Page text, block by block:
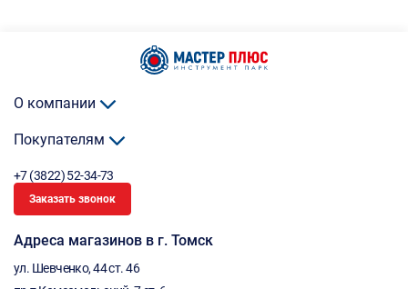
О компании
Покупателям
+7 (3822) 52-34-73
Заказать звонок
Адреса магазинов в г. Томск
ул. Шевченко, 44 ст. 46